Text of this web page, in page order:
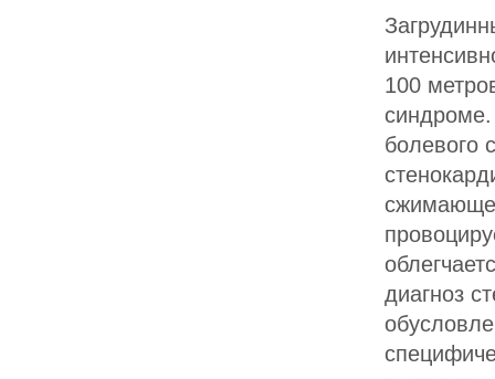
100
синдроме.
болевого
диагноз